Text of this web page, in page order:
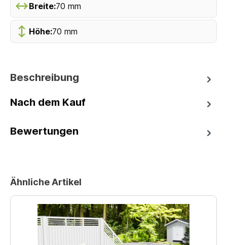
Breite:70 mm
Höhe:70 mm
Beschreibung
Nach dem Kauf
Bewertungen
Ähnliche Artikel